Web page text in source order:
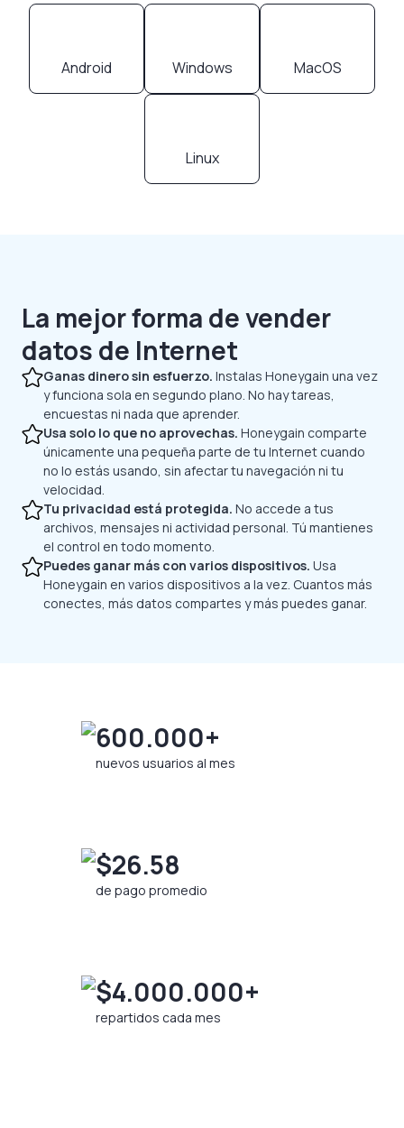
Android Windows MacOS
Linux
La mejor forma de vender
datos de Internet
Ganas dinero sin esfuerzo. Instalas Honeygain una vez
y funciona sola en segundo plano. No hay tareas,
encuestas ni nada que aprender.
Usa solo lo que no aprovechas. Honeygain comparte
únicamente una pequeña parte de tu Internet cuando
no lo estás usando, sin afectar tu navegación ni tu
velocidad.
Tu privacidad está protegida. No accede a tus
archivos, mensajes ni actividad personal. Tú mantienes
el control en todo momento.
Puedes ganar más con varios dispositivos. Usa
Honeygain en varios dispositivos a la vez. Cuantos más
conectes, más datos compartes y más puedes ganar.
600.000+
nuevos usuarios al mes
$26.58
de pago promedio
$4.000.000+
repartidos cada mes